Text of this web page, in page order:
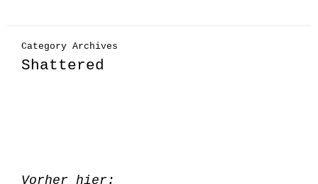
Category Archives
Shattered
Vorher hier: